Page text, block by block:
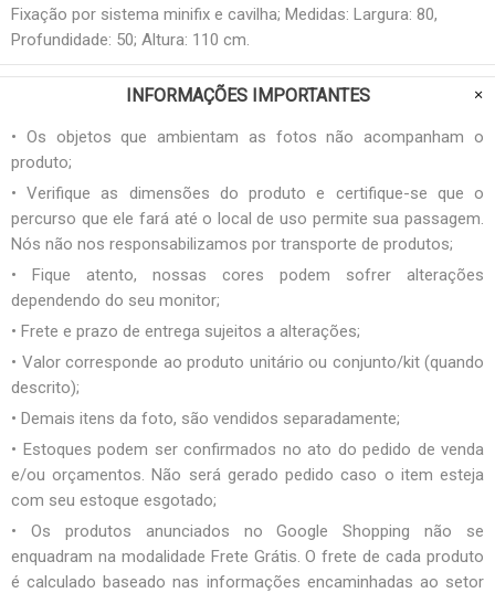
Fixação por sistema minifix e cavilha; Medidas: Largura: 80,
Profundidade: 50; Altura: 110 cm.
INFORMAÇÕES IMPORTANTES
• Os objetos que ambientam as fotos não acompanham o
produto;
• Verifique as dimensões do produto e certifique-se que o
percurso que ele fará até o local de uso permite sua passagem.
Nós não nos responsabilizamos por transporte de produtos;
• Fique atento, nossas cores podem sofrer alterações
dependendo do seu monitor;
• Frete e prazo de entrega sujeitos a alterações;
• Valor corresponde ao produto unitário ou conjunto/kit (quando
descrito);
• Demais itens da foto, são vendidos separadamente;
• Estoques podem ser confirmados no ato do pedido de venda
e/ou orçamentos. Não será gerado pedido caso o item esteja
com seu estoque esgotado;
• Os produtos anunciados no Google Shopping não se
enquadram na modalidade Frete Grátis. O frete de cada produto
é calculado baseado nas informações encaminhadas ao setor